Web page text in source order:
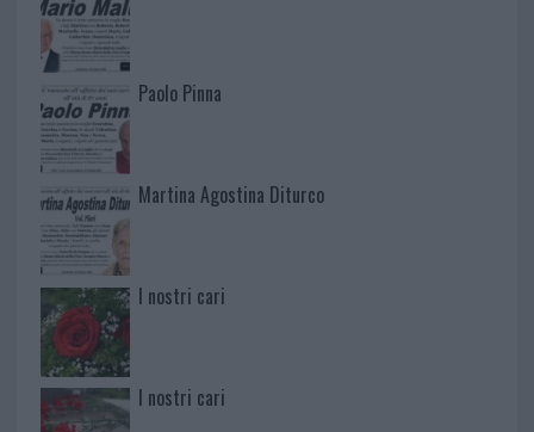
Paolo Pinna
Martina Agostina Diturco
I nostri cari
I nostri cari